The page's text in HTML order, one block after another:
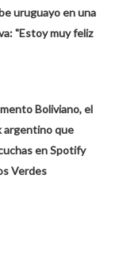
uruguayo en una
"Estoy muy feliz
Boliviano, el
argentino que
en Spotify
Verdes